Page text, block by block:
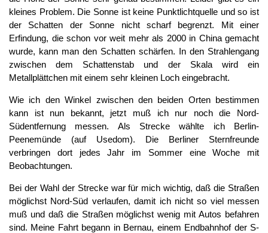
kleines Problem. Die Sonne ist keine Punktlichtquelle und so ist
der Schatten der Sonne nicht scharf begrenzt. Mit einer
Erfindung, die schon vor weit mehr als 2000 in China gemacht
wurde, kann man den Schatten schärfen. In den Strahlengang
zwischen dem Schattenstab und der Skala wird ein
Metallplättchen mit einem sehr kleinen Loch eingebracht.
Wie ich den Winkel zwischen den beiden Orten bestimmen
kann ist nun bekannt, jetzt muß ich nur noch die Nord-
Südentfernung messen. Als Strecke wählte ich Berlin-
Peenemünde (auf Usedom). Die Berliner Sternfreunde
verbringen dort jedes Jahr im Sommer eine Woche mit
Beobachtungen.
Bei der Wahl der Strecke war für mich wichtig, daß die Straßen
möglichst Nord-Süd verlaufen, damit ich nicht so viel messen
muß und daß die Straßen möglichst wenig mit Autos befahren
sind. Meine Fahrt begann in Bernau, einem Endbahnhof der S-